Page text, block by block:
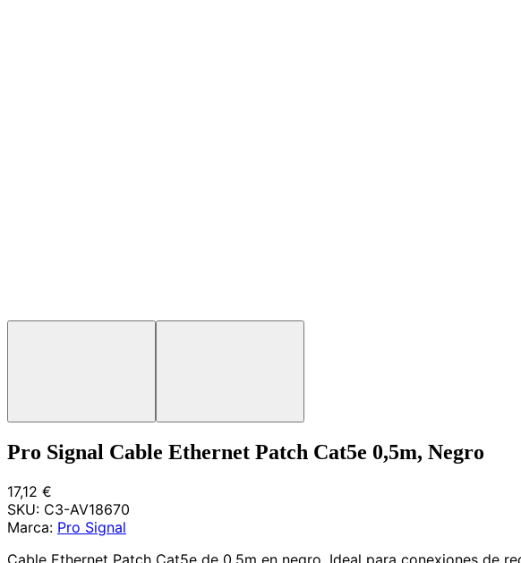
Pro Signal Cable Ethernet Patch Cat5e 0,5m, Negro
17,12 €
SKU: C3-AV18670
Marca: Pro Signal
Cable Ethernet Patch Cat5e de 0,5m en negro. Ideal para conexiones de